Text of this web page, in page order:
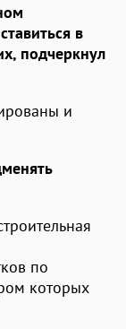
в
подчеркнул
и
по
которых